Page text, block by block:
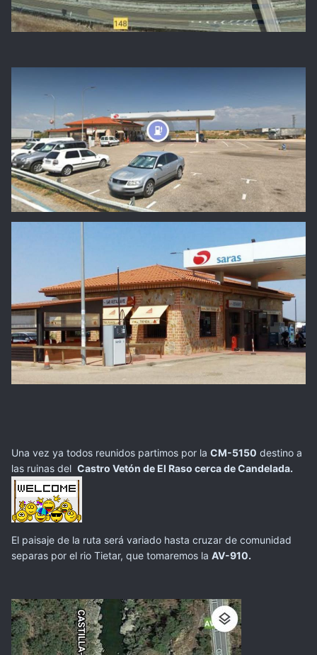
Una vez ya todos reunidos partimos por la CM-5150 destino a
las ruinas del Castro Vetón de El Raso cerca de Candelada.
El paisaje de la ruta será variado hasta cruzar de comunidad
separas por el rio Tietar, que tomaremos la AV-910.